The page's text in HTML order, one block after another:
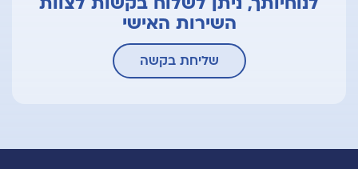
השירות האישי
שליחת בקשה